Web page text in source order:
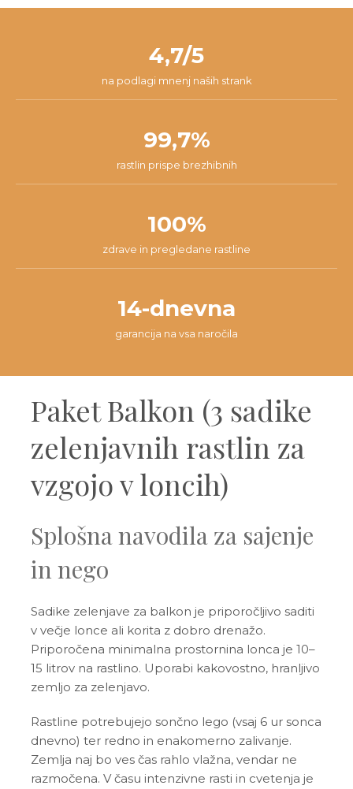
zadovoljen/-a, zato ponujamo 14-dnevno garancijo. V tem času
pošti. Paket v 98% prispe na tvoj naslov v roku 24 ur od začetka
4,7/5
na podlagi mnenj naših strank
99,7%
rastlin prispe brezhibnih
100%
zdrave in pregledane rastline
14-dnevna
garancija na vsa naročila
Paket Balkon (3 sadike
zelenjavnih rastlin za
vzgojo v loncih)
Splošna navodila za sajenje
in nego
Sadike zelenjave za balkon je priporočljivo saditi
v večje lonce ali korita z dobro drenažo.
Priporočena minimalna prostornina lonca je 10–
15 litrov na rastlino. Uporabi kakovostno, hranljivo
zemljo za zelenjavo.
Rastline potrebujejo sončno lego (vsaj 6 ur sonca
dnevno) ter redno in enakomerno zalivanje.
Zemlja naj bo ves čas rahlo vlažna, vendar ne
razmočena. V času intenzivne rasti in cvetenja je